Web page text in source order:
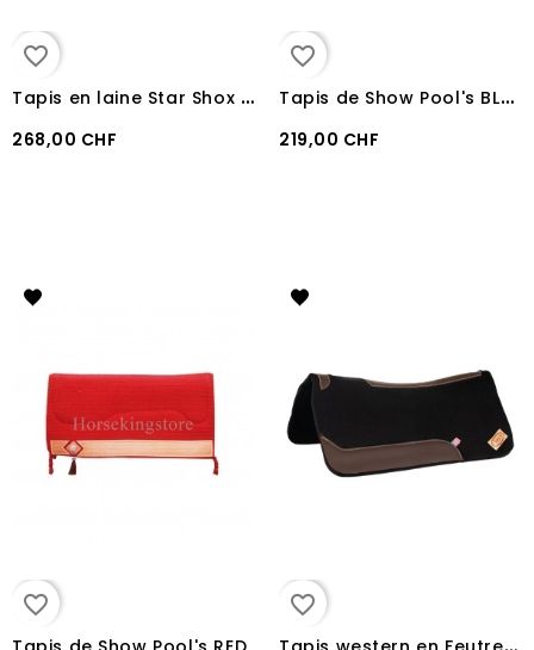
favorite_border
T
apis en laine Star Shox Pool's GREY BLUE
268,00 CHF
favorite_border
T
apis de Show Pool's BLACK
219,00 CHF
favorite_border favorite_border